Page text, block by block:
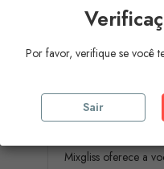
Descrição
Mixgliss lança a
base de silicone
anais ou vaginais
Mixgliss oferece a
Por favor, verifique se você
Sair